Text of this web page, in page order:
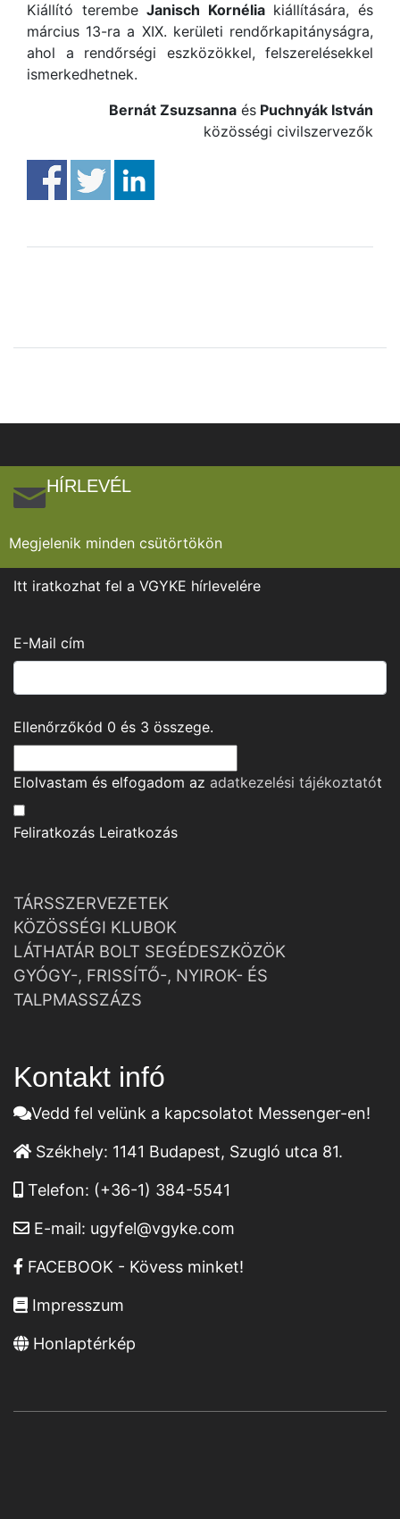
Kiállító terembeJanisch Kornéliakiállítására, és
március 13-ra a XIX. kerületi rendőrkapitányságra,
ahol a rendőrségi eszközökkel, felszerelésekkel
ismerkedhetnek.
Bernát Zsuzsanna és Puchnyák István
közösségi civilszervezők
HÍRLEVÉL
Megjelenik minden csütörtökön
Itt iratkozhat fel a VGYKE hírlevelére
E-Mail cím
Ellenőrzőkód 0 és 3 összege.
Elolvastam és elfogadom az adatkezelési tájékoztatót
Feliratkozás Leiratkozás
TÁRSSZERVEZETEK
KÖZÖSSÉGI KLUBOK
LÁTHATÁR BOLT SEGÉDESZKÖZÖK
GYÓGY-, FRISSÍTŐ-, NYIROK- ÉS
TALPMASSZÁZS
Kontakt infó
Vedd fel velünk a kapcsolatot Messenger-en!
Székhely: 1141 Budapest, Szugló utca 81.
Telefon: (+36-1) 384-5541
E-mail: ugyfel@vgyke.com
FACEBOOK - Kövess minket!
Impresszum
Honlaptérkép